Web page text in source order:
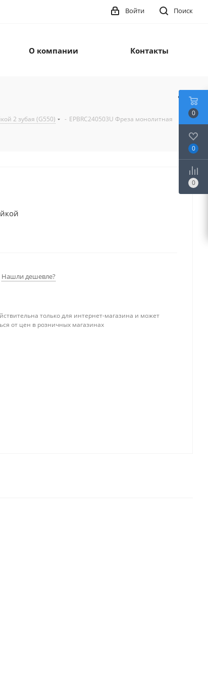
Поиск
Войти
О компании Контакты
2 зубая (G550) - EPBRC240503U Фреза монолитная
Нашли дешевле?
только для интернет-магазина и может
от цен в розничных магазинах
0
0
0